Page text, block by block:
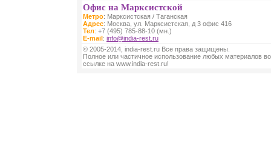
Офис на Марксистской
Метро: Марксистская / Таганская
Адрес: Москва, ул. Марксистская, д 3 офис 416
Тел: +7 (495) 785-88-10 (мн.)
E-mail: info@india-rest.ru
© 2005-2014, india-rest.ru Все права защищены.
Полное или частичное использование любых материалов
ссылке на www.india-rest.ru!